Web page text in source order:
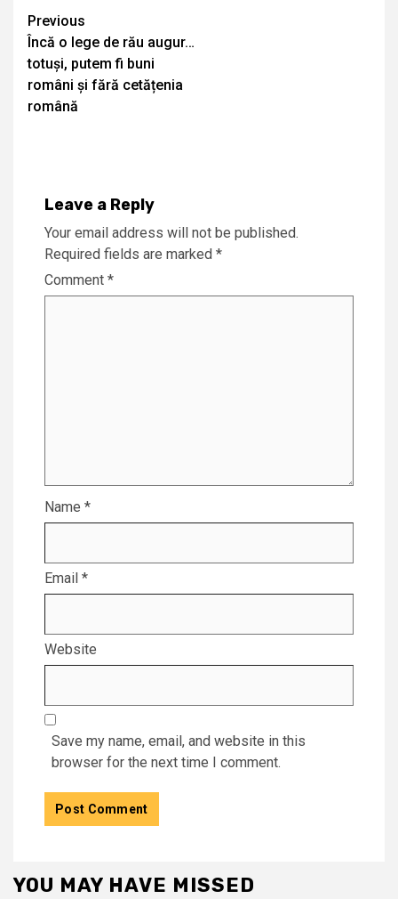
Continue
Reading
Previous
Încă o lege de rău augur…
totuși, putem fi buni
români și fără cetățenia
română
Leave a Reply
Your email address will not be published.
Required fields are marked *
Comment *
Name *
Email *
Website
Save my name, email, and website in this
browser for the next time I comment.
YOU MAY HAVE MISSED